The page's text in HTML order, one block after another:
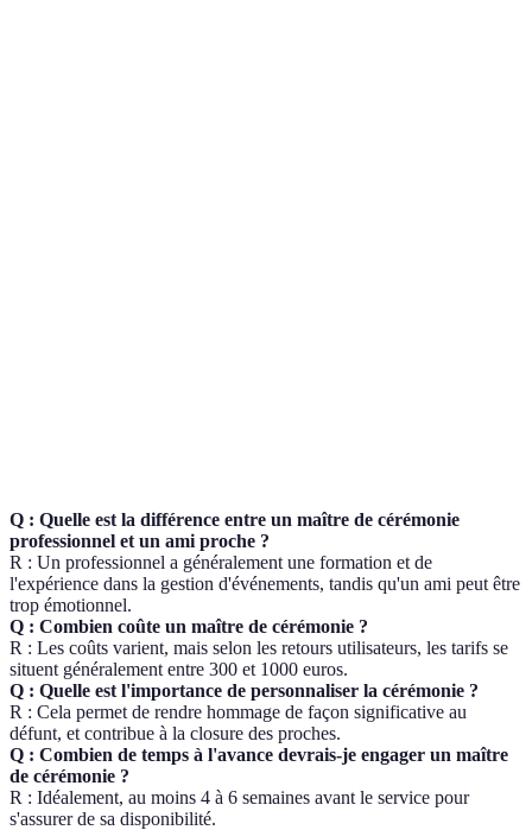
Q : Quelle est la différence entre un maître de cérémonie
professionnel et un ami proche ?
R : Un professionnel a généralement une formation et de
l'expérience dans la gestion d'événements, tandis qu'un ami peut être
trop émotionnel.
Q : Combien coûte un maître de cérémonie ?
R : Les coûts varient, mais selon les retours utilisateurs, les tarifs se
situent généralement entre 300 et 1000 euros.
Q : Quelle est l'importance de personnaliser la cérémonie ?
R : Cela permet de rendre hommage de façon significative au
défunt, et contribue à la closure des proches.
Q : Combien de temps à l'avance devrais-je engager un maître
de cérémonie ?
R : Idéalement, au moins 4 à 6 semaines avant le service pour
s'assurer de sa disponibilité.